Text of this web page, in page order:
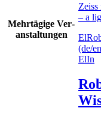
Mehr­tä­gige Ver­
an­stal­tungen
Zeiss
– a
El
(de/
ElIn